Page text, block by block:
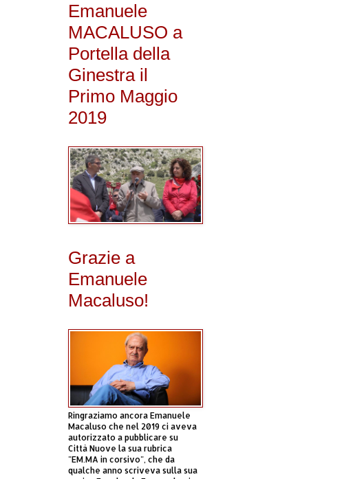
Emanuele
MACALUSO a
Portella della
Ginestra il
Primo Maggio
2019
Grazie a
Emanuele
Macaluso!
Ringraziamo ancora Emanuele
Macaluso che nel 2019 ci aveva
autorizzato a pubblicare su
Città Nuove la sua rubrica
"EM.MA in corsivo", che da
qualche anno scriveva sulla sua